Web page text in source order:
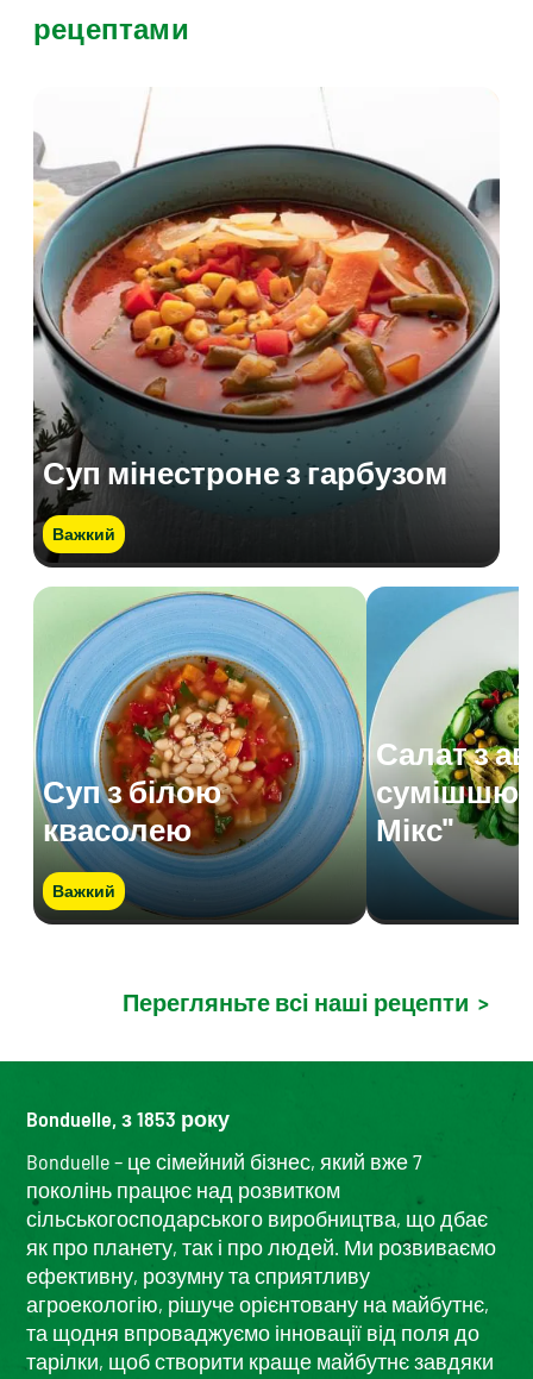
рецептами
Суп мінестроне з гарбузом
Важкий
Суп з білою
квасолею
Важкий
Салат з
сумішшю
Мікс"
Перегляньте всі наші рецепти >
Bonduelle, з 1853 року
Bonduelle – це сімейний бізнес, який вже 7
поколінь працює над розвитком
сільськогосподарського виробництва, що дбає
як про планету, так і про людей. Ми розвиваємо
ефективну, розумну та сприятливу
агроекологію, рішуче орієнтовану на майбутнє,
та щодня впроваджуємо інновації від поля до
тарілки, щоб створити краще майбутнє завдяки